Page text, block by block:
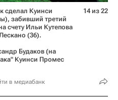
сделал Куинси
забивший третий
счету Ильи Кутепова
(36).
Будаков (на
Куинси Промес
в медиабанк
14 из 22